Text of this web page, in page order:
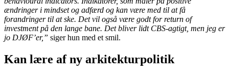
ændringer i mindset og adfærd og kan være med til at få
forandringer til at ske. Det vil også være godt for return of
investment på den lange bane. Det bliver lidt CBS-agtigt, men jeg er
jo DJØF’er,” siger hun med et smil.
Kan lære af ny arkitekturpolitik